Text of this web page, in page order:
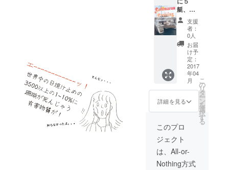
間味
ビーチ
にて
シュ
ノーケ
リング
をお楽
しみく
ださ
い。
しい日
焼け止
めパッ
ケー
ジ」タ
ンブ
ラー
300ml
"SAVE
THE
CORAL
"珊瑚の
産卵
パッ
ケー
ジ タ
ンブ
ラー
300ml
と、
なガイ
ドさん
ととも
に体験
しま
しょ
う！
（カ
ヤッ
ク/SUP/
ダイビ
ング、
その
他、座
間味島
ででき
るアク
ティビ
ティの
中から
艇、日
本に1艇
の大型
カタマ
ラン
ヨット
のラ
グーン
53”の
チャー
ターチ
ケット
沖に出
て航行
するな
らゲス
ト14名
まで 宜
野湾マ
リーナ
支援
者：
0人
お届
け予
定：
2017
年04
月
詳細を見る
こ
の
リ
タ
ー
ン
を
選
択
す
る
このプロ
ジェクト
は、All-or-
Nothing方式